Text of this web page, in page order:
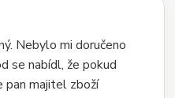
Nebylo mi doručeno
se nabídl, že pokud
pan majitel zboží